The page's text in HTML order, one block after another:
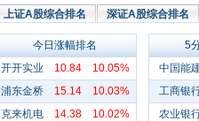
上证A股综合排名 深证A股综合排名
今日涨幅排名
开开实业
10.84
10.05%
浦东金桥
15.14
10.03%
克来机电
14.38
10.02%
5
中国能
工商银
农业银